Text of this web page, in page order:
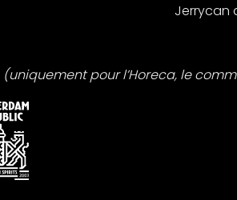
Jerrycan
(uniquement pour l’Horeca, le